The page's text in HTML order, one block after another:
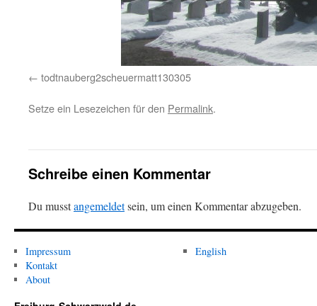
todtnauberg2scheuermatt130305
Setze ein Lesezeichen für den Permalink.
Schreibe einen Kommentar
Du musstangemeldetsein, um einen Kommentar abzugeben.
Impressum
Kontakt
About
English